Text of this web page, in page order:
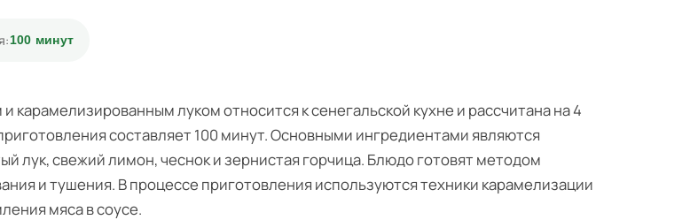
100 минут
карамелизированным луком относится к сенегальской кухне и рассчитана на 4
составляет 100 минут. Основными ингредиентами являются
лук, свежий лимон, чеснок и зернистая горчица. Блюдо готовят методом
и тушения. В процессе приготовления используются техники карамелизации
мяса в соусе.